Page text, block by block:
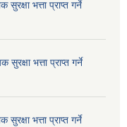
भत्ता प्राप्त गर्ने
भत्ता प्राप्त गर्ने
भत्ता प्राप्त गर्ने